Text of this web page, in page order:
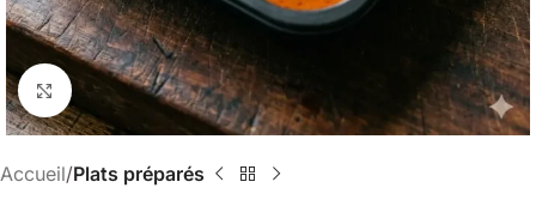
Cliquez pour agrandir
Accueil Plats préparés